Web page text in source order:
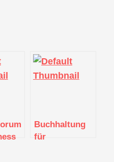
Buchhaltung
für